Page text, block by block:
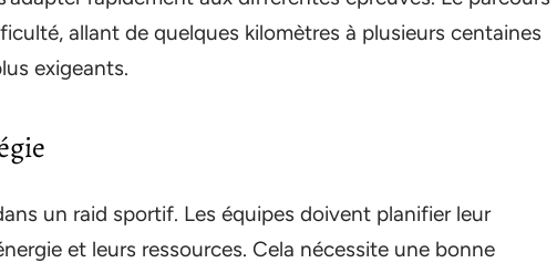
allant de quelques kilomètres à plusieurs centaines
exigeants.
un raid sportif. Les équipes doivent planifier leur
et leurs ressources. Cela nécessite une bonne